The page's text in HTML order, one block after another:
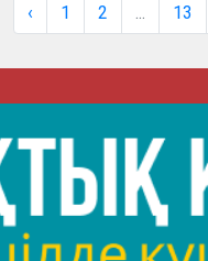
‹ 1 2 ... 13